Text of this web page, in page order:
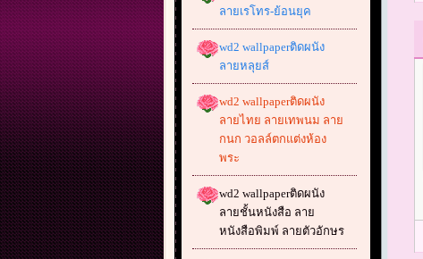
ลายเรโทร-ย้อนยุค
wd2 wallpaperติดผนัง
ลายหลุยส์
wd2 wallpaperติดผนัง
ลายไทย ลายเทพนม ลาย
กนก วอลล์ตกแต่งห้อง
พระ
wd2 wallpaperติดผนัง
ลายชั้นหนังสือ ลาย
หนังสือพิมพ์ ลายตัวอักษร